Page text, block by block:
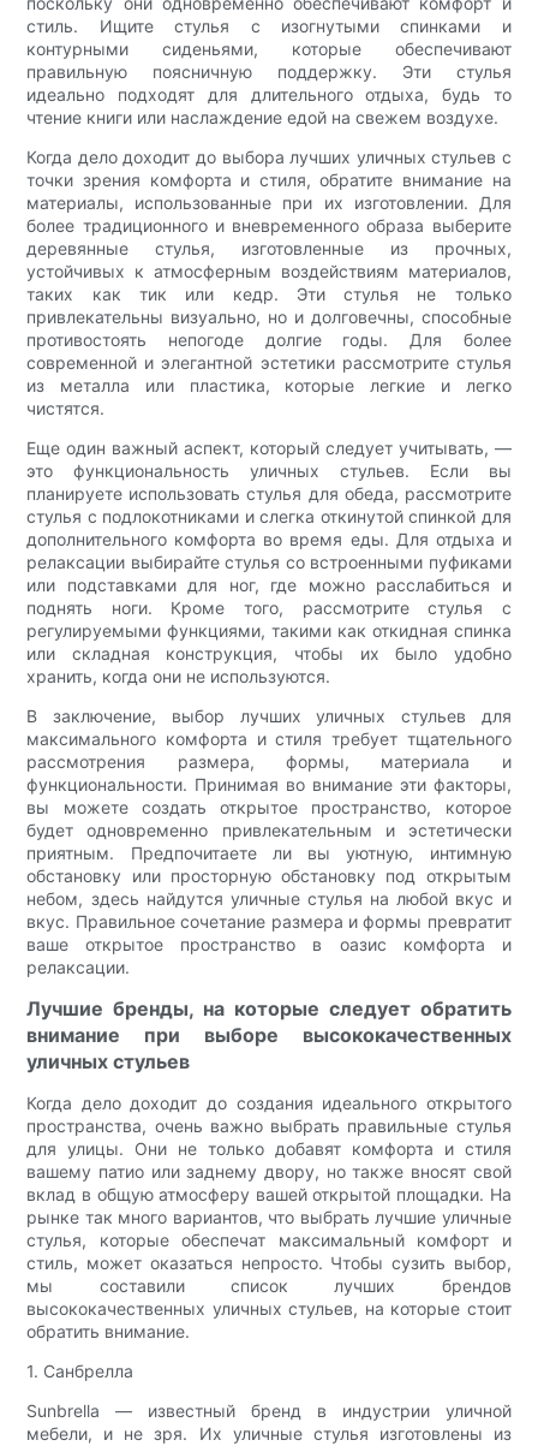
стиль. Ищите стулья с изогнутыми спинками и
контурными сиденьями, которые обеспечивают
правильную поясничную поддержку. Эти стулья
идеально подходят для длительного отдыха, будь то
чтение книги или наслаждение едой на свежем воздухе.
Когда дело доходит до выбора лучших уличных стульев с
точки зрения комфорта и стиля, обратите внимание на
материалы, использованные при их изготовлении. Для
более традиционного и вневременного образа выберите
деревянные стулья, изготовленные из прочных,
устойчивых к атмосферным воздействиям материалов,
таких как тик или кедр. Эти стулья не только
привлекательны визуально, но и долговечны, способные
противостоять непогоде долгие годы. Для более
современной и элегантной эстетики рассмотрите стулья
из металла или пластика, которые легкие и легко
чистятся.
Еще один важный аспект, который следует учитывать, —
это функциональность уличных стульев. Если вы
планируете использовать стулья для обеда, рассмотрите
стулья с подлокотниками и слегка откинутой спинкой для
дополнительного комфорта во время еды. Для отдыха и
релаксации выбирайте стулья со встроенными пуфиками
или подставками для ног, где можно расслабиться и
поднять ноги. Кроме того, рассмотрите стулья с
регулируемыми функциями, такими как откидная спинка
или складная конструкция, чтобы их было удобно
хранить, когда они не используются.
В заключение, выбор лучших уличных стульев для
максимального комфорта и стиля требует тщательного
рассмотрения размера, формы, материала и
функциональности. Принимая во внимание эти факторы,
вы можете создать открытое пространство, которое
будет одновременно привлекательным и эстетически
приятным. Предпочитаете ли вы уютную, интимную
обстановку или просторную обстановку под открытым
небом, здесь найдутся уличные стулья на любой вкус и
вкус. Правильное сочетание размера и формы превратит
ваше открытое пространство в оазис комфорта и
релаксации.
Лучшие бренды, на которые следует обратить
внимание при выборе высококачественных
уличных стульев
Когда дело доходит до создания идеального открытого
пространства, очень важно выбрать правильные стулья
для улицы. Они не только добавят комфорта и стиля
вашему патио или заднему двору, но также вносят свой
вклад в общую атмосферу вашей открытой площадки. На
рынке так много вариантов, что выбрать лучшие уличные
стулья, которые обеспечат максимальный комфорт и
стиль, может оказаться непросто. Чтобы сузить выбор,
мы составили список лучших брендов
высококачественных уличных стульев, на которые стоит
обратить внимание.
1. Санбрелла
Sunbrella — известный бренд в индустрии уличной
мебели, и не зря. Их уличные стулья изготовлены из